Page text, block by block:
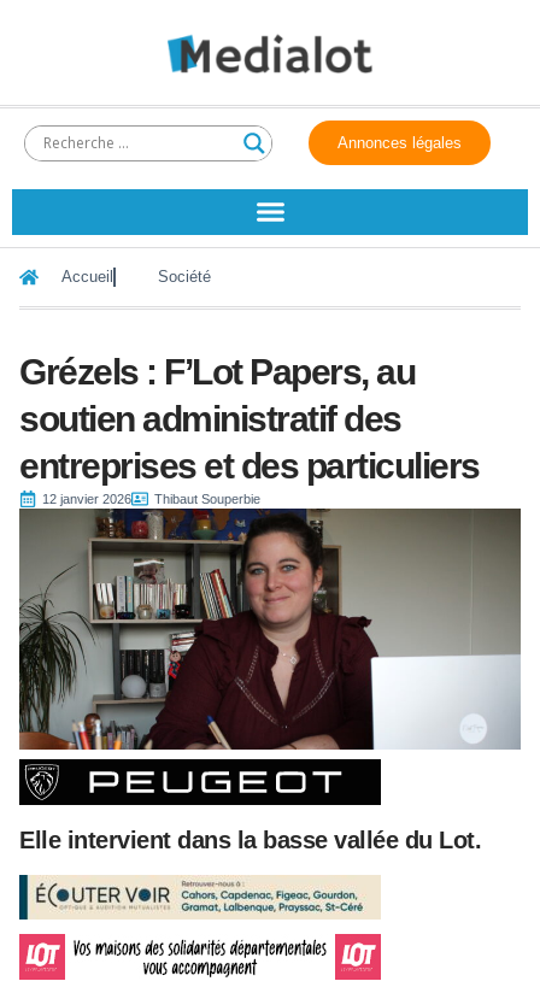
Annonces légales
Accueil Société
Grézels : F’Lot Papers, au
soutien administratif des
entreprises et des particuliers
12 janvier 2026 Thibaut Souperbie
Elle intervient dans la basse vallée du Lot.